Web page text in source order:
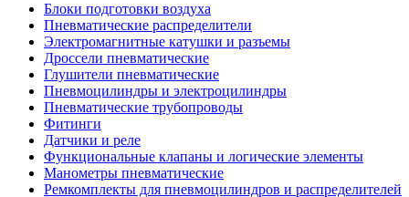
Блоки подготовки воздуха
Пневматические распределители
Электромагнитные катушки и разъемы
Дроссели пневматические
Глушители пневматические
Пневмоцилиндры и электроцилиндры
Пневматические трубопроводы
Фитинги
Датчики и реле
Функциональные клапаны и логические элементы
Манометры пневматические
Ремкомплекты для пневмоцилиндров и распределителей